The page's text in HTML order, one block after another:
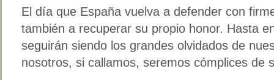
El día que España vuelva a defender con
también a recuperar su propio honor. Hasta
seguirán siendo los grandes olvidados de
nosotros, si callamos, seremos cómplices de